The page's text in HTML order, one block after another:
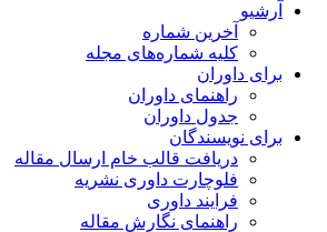
آرشیو
آخرین شماره
کلیه شماره‌های مجله
برای داوران
راهنمای داوران
جدول داوران
برای نویسندگان
دریافت قالب خام ارسال مقاله
فلوچارت داوری نشریه
فرایند داوری
راهنمای نگارش مقاله